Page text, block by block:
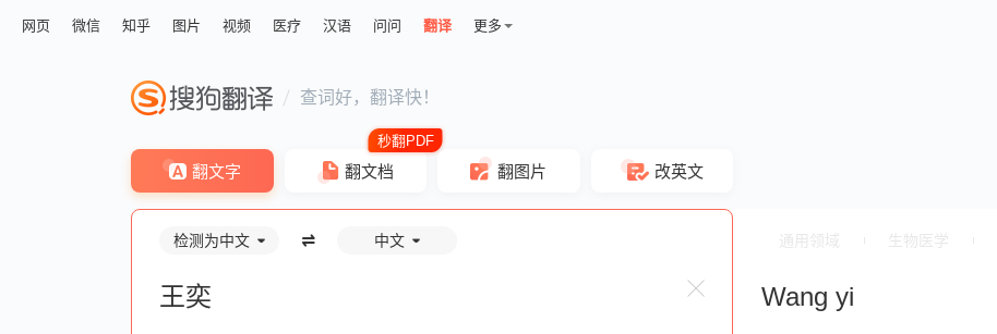
网页 微信 知乎 图片 视频 医疗 汉语 问问 翻译 更多
查词好，翻译快！
翻文字 翻文档 翻图片 改英文
检测为中文 中文
Wang yi